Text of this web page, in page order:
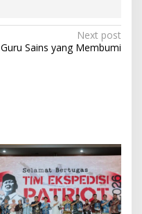
Next post
Guru Sains yang Membumi